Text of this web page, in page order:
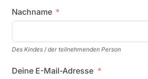
Nachname
Des Kindes / der teilnehmenden Person
Deine E-Mail-Adresse